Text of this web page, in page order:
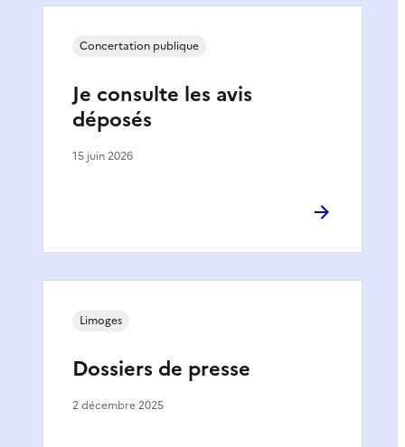
Je consulte les avis
déposés
Concertation publique
15 juin 2026
Dossiers de presse
Limoges
2 décembre 2025